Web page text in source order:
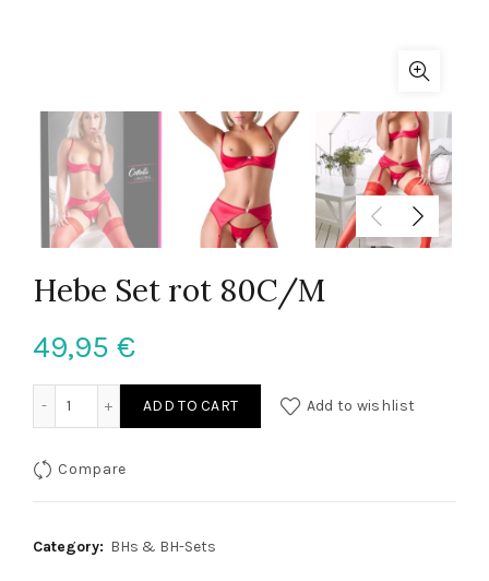
Hebe Set rot 80C/M
49,95 €
ADD TO CART Add to wishlist
Compare
Category: BHs & BH-Sets